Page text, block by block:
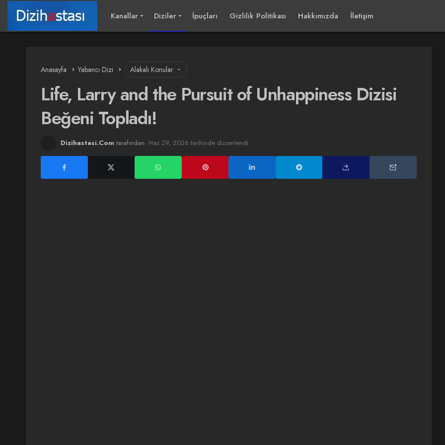
Kanallar Diziler İpuçları Gizlilik Politikası Hakkımızda İletişim
Anasayfa Yabancı Dizi Alakalı Konular
Life, Larry and the Pursuit of Unhappiness Dizisi
Beğeni Topladı!
Dizihastasi.Com tarafından Haz 29, 2026 tarihinde düzenlendi